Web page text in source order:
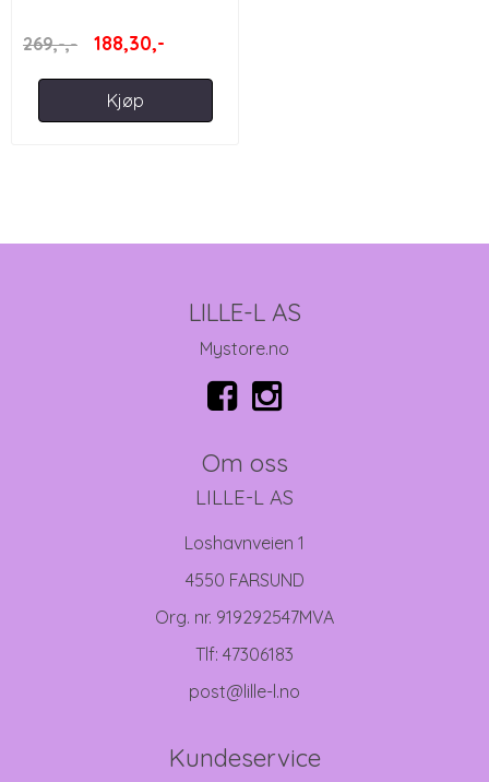
269,-,- 188,30,-
Kjøp
LILLE-L AS
Mystore.no
Om oss
LILLE-L AS
Loshavnveien 1
4550 FARSUND
Org. nr. 919292547MVA
Tlf: 47306183
post@lille-l.no
Kundeservice